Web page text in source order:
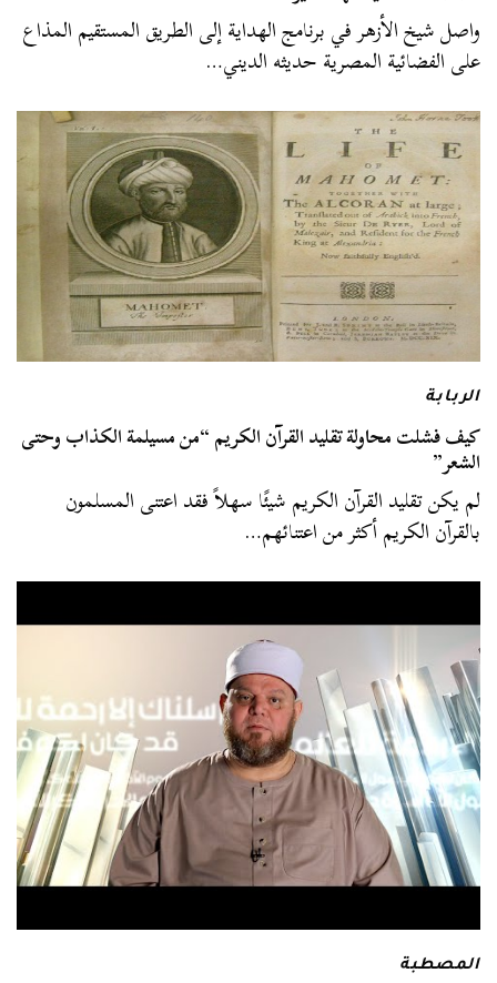
واصل شيخ الأزهر في برنامج الهداية إلى الطريق المستقيم المذاع
على الفضائية المصرية حديثه الديني…
الربابة
كيف فشلت محاولة تقليد القرآن الكريم “من مسيلمة الكذاب وحتى
الشعر”
لم يكن تقليد القرآن الكريم شيئًا سهلاً فقد اعتنى المسلمون
بالقرآن الكريم أكثر من اعتنائهم…
المصطبة